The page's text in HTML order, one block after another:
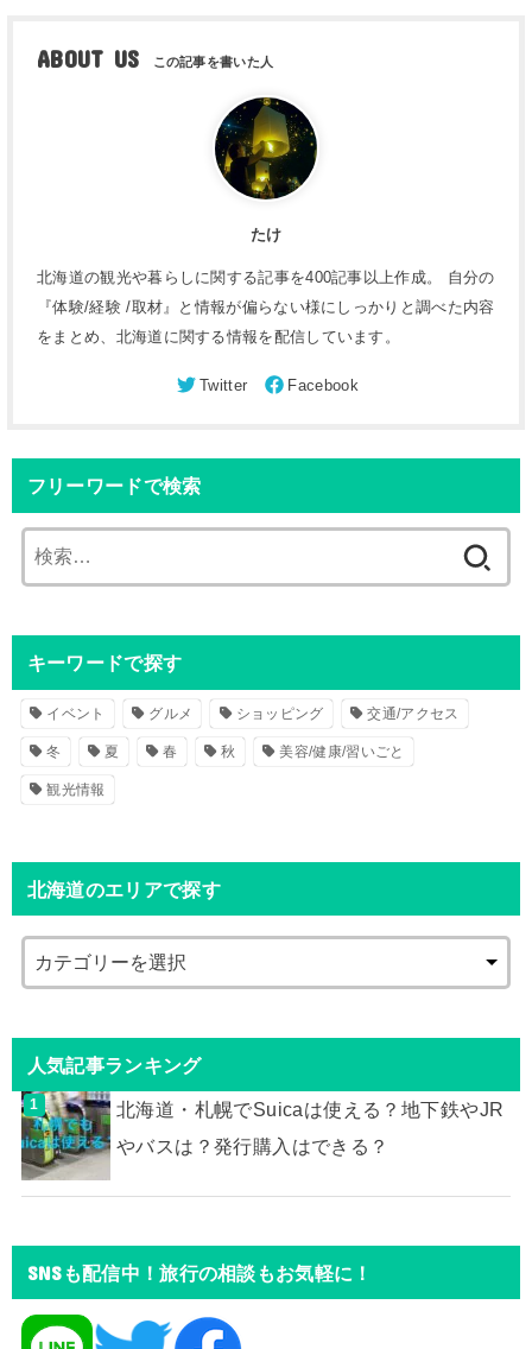
ABOUT US
たけ
北海道の観光や暮らしに関する記事を400記事以上作成。 自分の
『体験/経験 /取材』と情報が偏らない様にしっかりと調べた内容
をまとめ、北海道に関する情報を配信しています。
フリーワードで検索
索
キーワードで探す
イベント グルメ ショッピング 交通/アクセス
冬 夏 春 秋 美容/健康/習いごと
観光情報
北海道のエリアで探す
人気記事ランキング
北海道・札幌でSuicaは使える？地下鉄やJR
やバスは？発行購入はできる？
SNSも配信中！旅行の相談もお気軽に！